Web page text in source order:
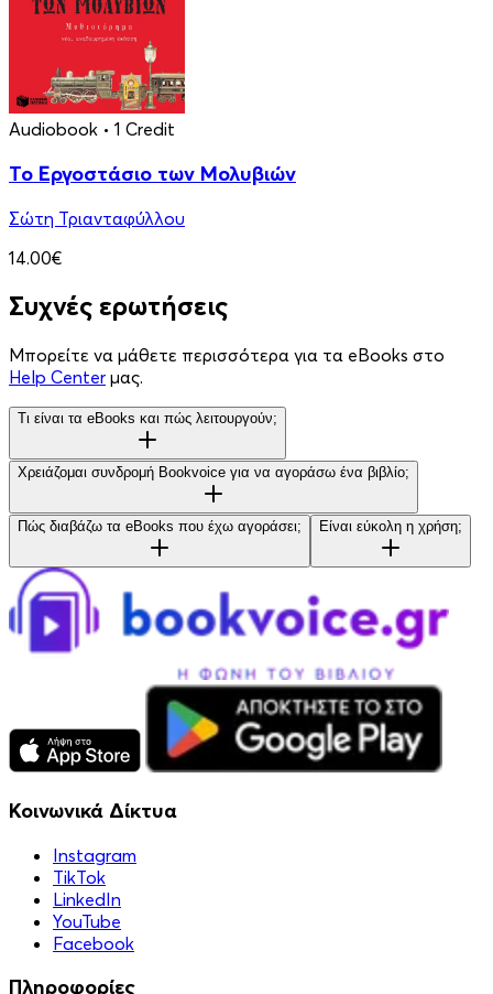
Audiobook • 1 Credit
Το Εργοστάσιο των Μολυβιών
Σώτη Τριανταφύλλου
14.00€
Συχνές ερωτήσεις
Μπορείτε να μάθετε περισσότερα για τα eBooks στο
Help Center μας.
Τι είναι τα eBooks και πώς λειτουργούν;
Χρειάζομαι συνδρομή Bookvoice για να αγοράσω ένα βιβλίο;
Πώς διαβάζω τα eBooks που έχω αγοράσει; Είναι εύκολη η χρήση;
Κοινωνικά Δίκτυα
Instagram
TikTok
LinkedIn
YouTube
Facebook
Πληροφορίες